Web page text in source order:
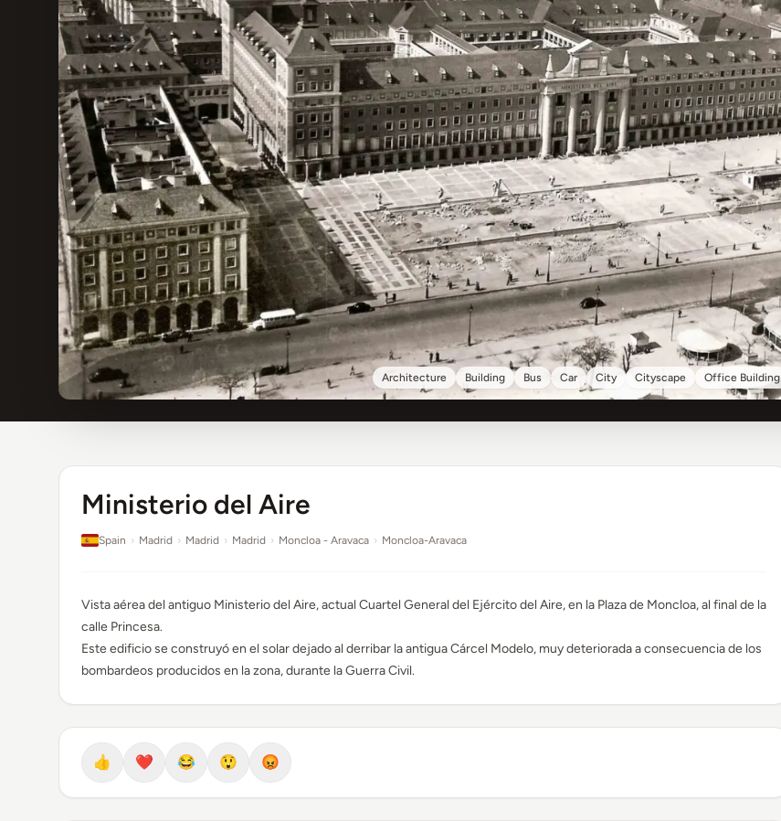
Architecture Building Bus Car City Cityscape Office Building
Ministerio del Aire
Spain › Madrid › Madrid › Madrid › Moncloa - Aravaca › Moncloa-Aravaca
Vista aérea del antiguo Ministerio del Aire, actual Cuartel General del Ejército del Aire, en la Plaza de Moncloa, al final de la
calle Princesa.
Este edificio se construyó en el solar dejado al derribar la antigua Cárcel Modelo, muy deteriorada a consecuencia de los
bombardeos producidos en la zona, durante la Guerra Civil.
👍 ❤️ 😂 😲 😡